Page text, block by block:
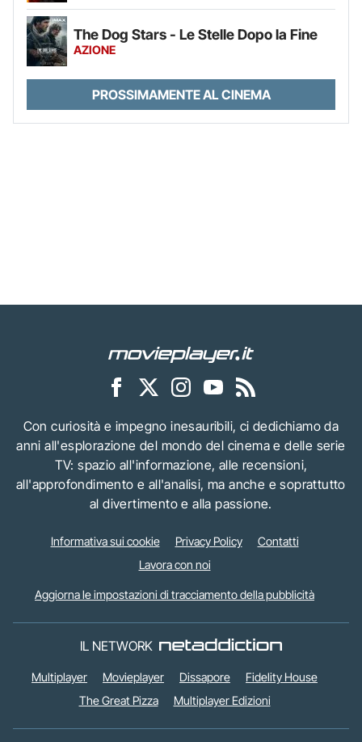
The Dog Stars - Le Stelle Dopo la Fine
AZIONE
PROSSIMAMENTE AL CINEMA
Con curiosità e impegno inesauribili, ci dedichiamo da
anni all'esplorazione del mondo del cinema e delle serie
TV: spazio all'informazione, alle recensioni,
all'approfondimento e all'analisi, ma anche e soprattutto
al divertimento e alla passione.
Informativa sui cookie Privacy Policy
Contatti
Lavora con noi
Aggiorna le impostazioni di tracciamento della pubblicità
IL NETWORK
Multiplayer Movieplayer Dissapore
Fidelity House
The Great Pizza
Multiplayer Edizioni